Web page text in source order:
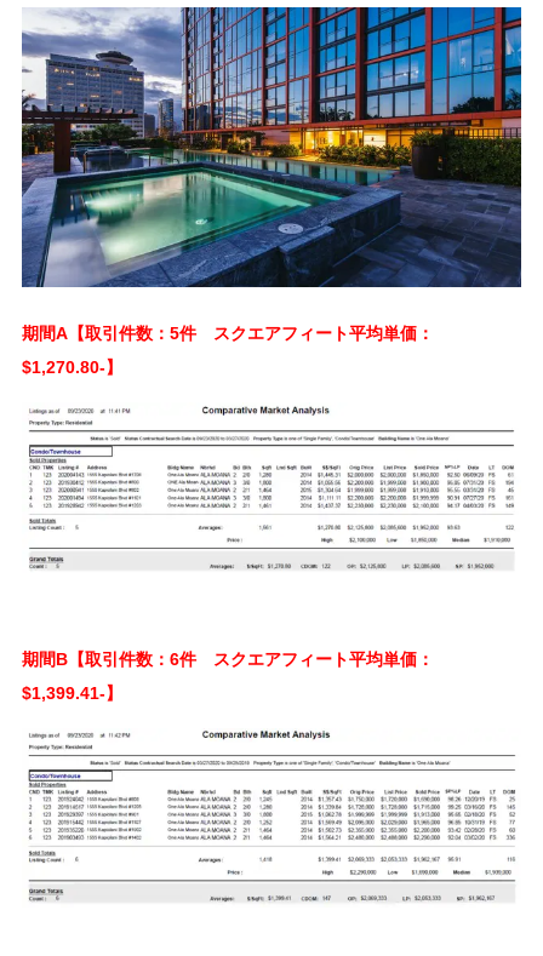
期間A【取引件数：5件 スクエアフィート平均単価：
$1,270.80-】
期間B【取引件数：6件 スクエアフィート平均単価：
$1,399.41-】